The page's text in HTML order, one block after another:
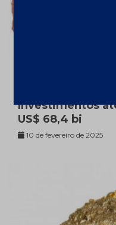
Investimentos
US$ 68,4 bi
10 de fevereiro de 2025